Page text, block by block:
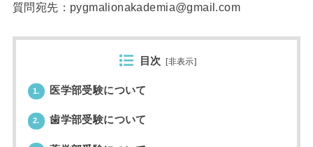
質問宛先：pygmalionakademia@gmail.com
目次 [非表示]
1. 医学部受験について
2. 歯学部受験について